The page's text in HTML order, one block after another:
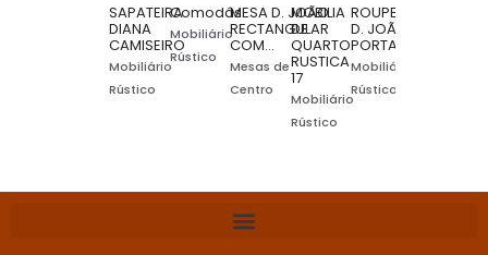
SAPATEIRA
DIANA
CAMISEIRO
Mobiliário
Rústico
Comodás
Mobiliário
Rústico
MESA D. JOÃO
RECTANGULAR
COM…
Mesas de
Centro
MOBILIA
DE
QUARTO
RUSTICA
17
Mobiliário
Rústico
ROUPEIRO
D. JOÃO 3
PORTAS
Mobiliário
Rústico